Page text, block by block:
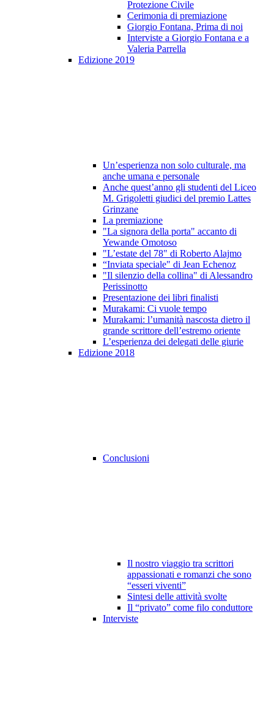
Protezione Civile
Cerimonia di premiazione
Giorgio Fontana, Prima di noi
Interviste a Giorgio Fontana e a
Valeria Parrella
Edizione 2019
Un’esperienza non solo culturale, ma
anche umana e personale
Anche quest’anno gli studenti del Liceo
M. Grigoletti giudici del premio Lattes
Grinzane
La premiazione
"La signora della porta" accanto di
Yewande Omotoso
"L’estate del 78" di Roberto Alajmo
“Inviata speciale" di Jean Echenoz
"Il silenzio della collina" di Alessandro
Perissinotto
Presentazione dei libri finalisti
Murakami: Ci vuole tempo
Murakami: l’umanità nascosta dietro il
grande scrittore dell’estremo oriente
L’esperienza dei delegati delle giurie
Edizione 2018
Conclusioni
Il nostro viaggio tra scrittori
appassionati e romanzi che sono
“esseri viventi”
Sintesi delle attività svolte
Il “privato” come filo conduttore
Interviste